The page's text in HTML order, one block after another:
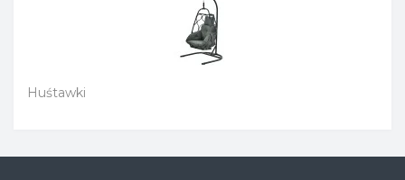
Huśtawki